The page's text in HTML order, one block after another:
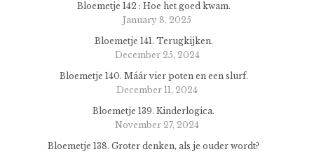
Bloemetje 142 : Hoe het goed kwam.
January 8, 2025
Bloemetje 141. Terugkijken.
December 25, 2024
Bloemetje 140. Máár vier poten en een slurf.
December 11, 2024
Bloemetje 139. Kinderlogica.
November 27, 2024
Bloemetje 138. Groter denken, als je ouder wordt?